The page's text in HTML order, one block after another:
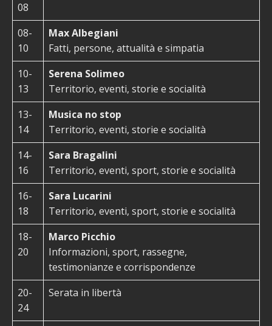
08
08-
10
Max Albegiani
Fatti, persone, attualità e simpatia
10-
13
Serena Solimeo
Territorio, eventi, storie e socialità
13-
14
Musica no stop
Territorio, eventi, storie e socialità
14-
16
Sara Bragalini
Territorio, eventi, sport, storie e socialità
16-
18
Sara Lucarini
Territorio, eventi, sport, storie e socialità
18-
20
Marco Picchio
Informazioni, sport, rassegne,
testimonianze e corrispondenze
20-
24
Serata in libertà